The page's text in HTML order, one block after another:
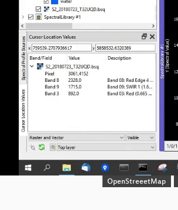
OpenStreeetMap